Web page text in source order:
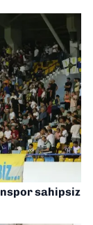
sahipsiz